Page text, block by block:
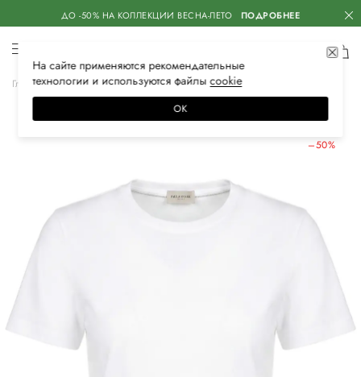
ДО -50% НА КОЛЛЕКЦИИ ВЕСНА-ЛЕТО ПОДРОБНЕЕ
Главная Женская Одежда Футболки
–50%
На сайте применяются рекомендательные
технологии и используются файлысооkiе
ОК